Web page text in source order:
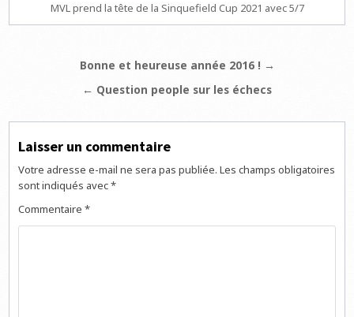
MVL prend la tête de la Sinquefield Cup 2021 avec 5/7
NavigationBonne et heureuse année 2016 ! →
← Question people sur les échecs
Laisser un commentaire
Votre adresse e-mail ne sera pas publiée. Les champs obligatoires
sont indiqués avec*
Commentaire*